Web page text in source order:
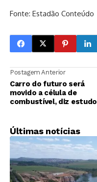
Fonte: Estadão Conteúdo
Postagem Anterior
Carro do futuro será
movido a célula de
combustível, diz estudo
Últimas notícias